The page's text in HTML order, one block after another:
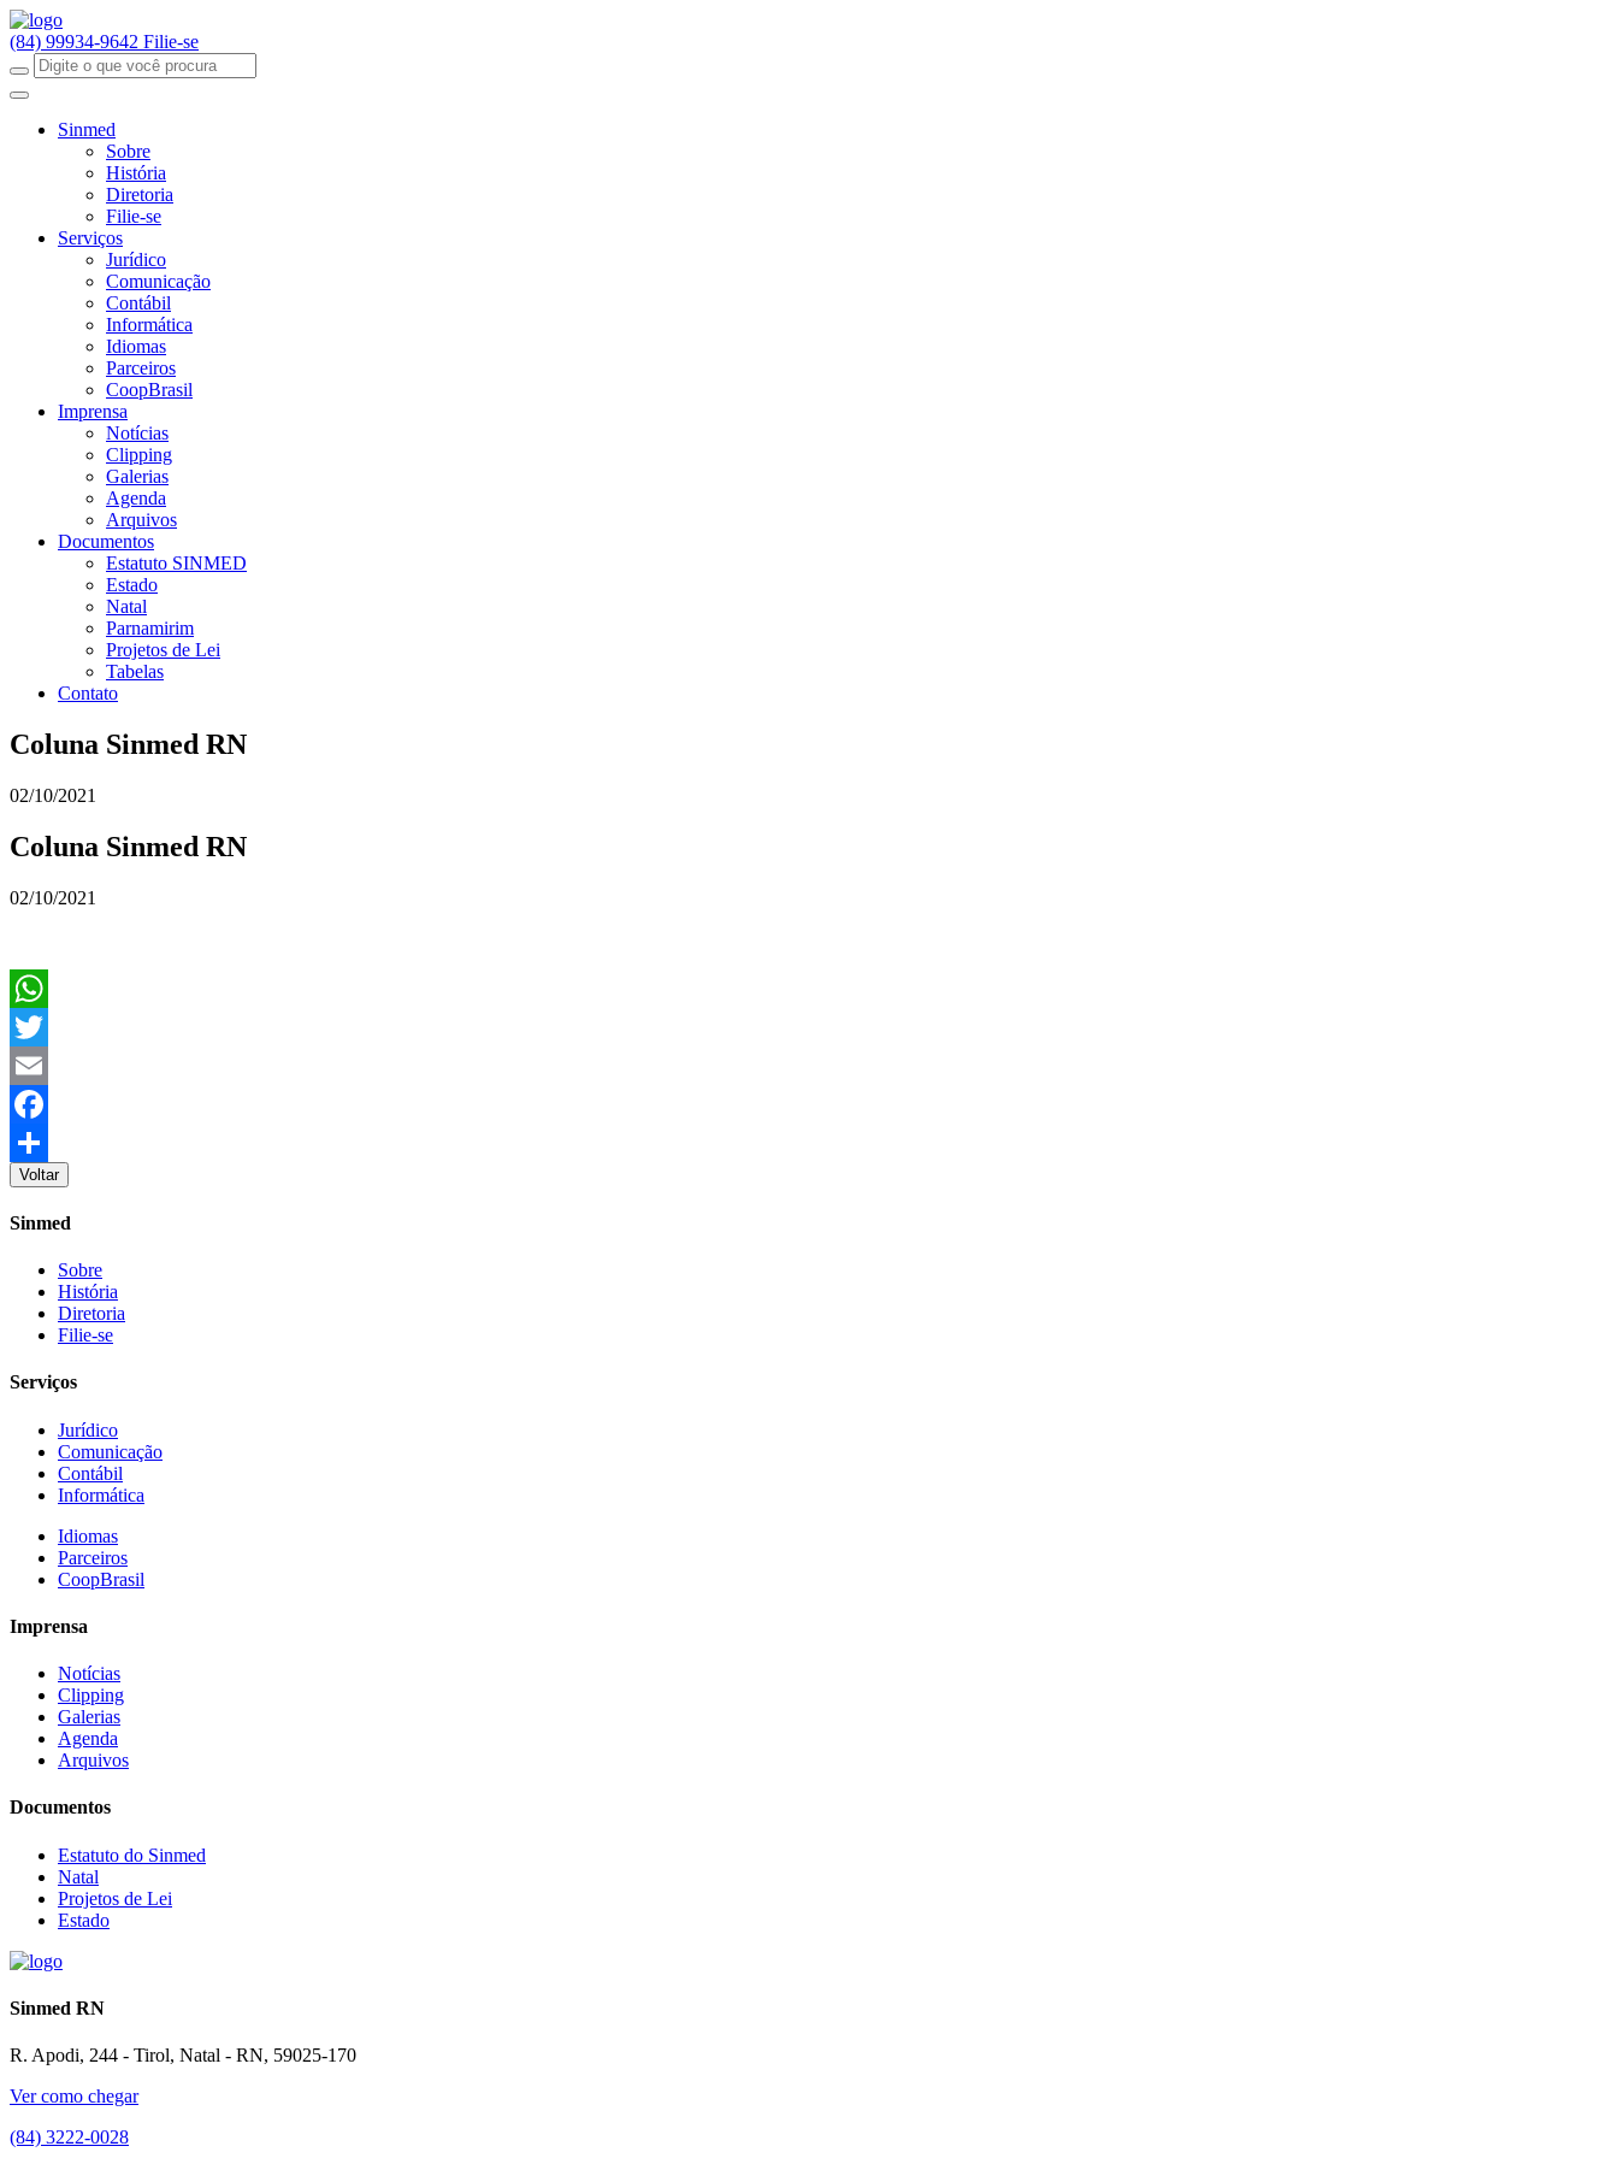
(84) 99934-9642 Filie-se
Sinmed
Sobre
História
Diretoria
Filie-se
Serviços
Jurídico
Comunicação
Contábil
Informática
Idiomas
Parceiros
CoopBrasil
Imprensa
Notícias
Clipping
Galerias
Agenda
Arquivos
Documentos
Estatuto SINMED
Estado
Natal
Parnamirim
Projetos de Lei
Tabelas
Contato
Coluna Sinmed RN
02/10/2021
Coluna Sinmed RN
02/10/2021
WhatsApp
Twitter
Email
Facebook
Share
Voltar
Sinmed
Sobre
História
Diretoria
Filie-se
Serviços
Jurídico
Comunicação
Contábil
Informática
Idiomas
Parceiros
CoopBrasil
Imprensa
Notícias
Clipping
Galerias
Agenda
Arquivos
Documentos
Estatuto do Sinmed
Natal
Projetos de Lei
Estado
Sinmed RN
R. Apodi, 244 - Tirol, Natal - RN, 59025-170
Ver como chegar
(84) 3222-0028